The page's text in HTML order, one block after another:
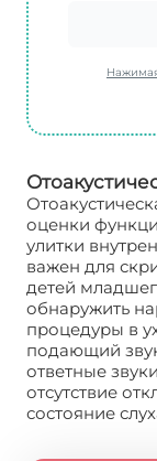
оценки
улитки
важен для
детей
обнаружить
процедуры в
подающий
ответные
отсутствие
состояние